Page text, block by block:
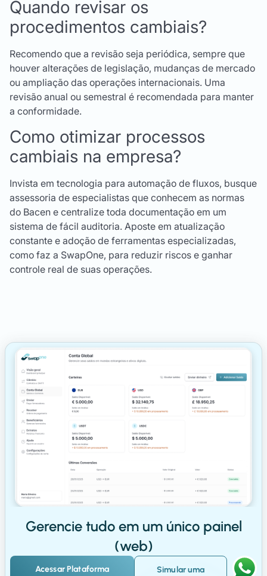
Quando revisar os
procedimentos cambiais?
Recomendo que a revisão seja periódica, sempre que
houver alterações de legislação, mudanças de mercado
ou ampliação das operações internacionais. Uma
revisão anual ou semestral é recomendada para manter
a conformidade.
Como otimizar processos
cambiais na empresa?
Invista em tecnologia para automação de fluxos, busque
assessoria de especialistas que conhecem as normas
do Bacen e centralize toda documentação em um
sistema de fácil auditoria. Aposte em atualização
constante e adoção de ferramentas especializadas,
como faz a SwapOne, para reduzir riscos e ganhar
controle real de suas operações.
Gerencie tudo em um único painel
(web)
Acessar Plataforma
Simular uma